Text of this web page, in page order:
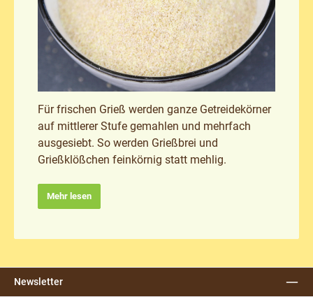
Für frischen Grieß werden ganze Getreidekörner
auf mittlerer Stufe gemahlen und mehrfach
ausgesiebt. So werden Grießbrei und
Grießklößchen feinkörnig statt mehlig.
Mehr lesen
Newsletter